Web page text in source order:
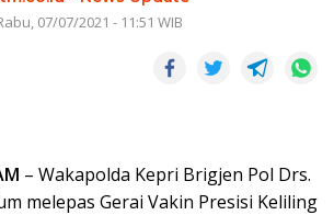
07/07/2021 - 11:51 WIB
– Wakapolda Kepri Brigjen Pol Drs.
melepas Gerai Vakin Presisi Keliling